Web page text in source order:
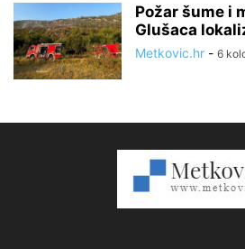
Požar šume i
Glušaca
Metkovic.hr - 6